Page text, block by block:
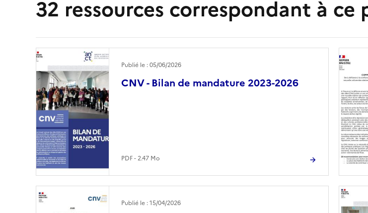
32 ressources correspondant à ce
CNV - Bilan de mandature 2023-2026
Publié le : 05/06/2026
PDF - 2.47 Mo
Image Image
Publié le : 15/04/2026
Image Image